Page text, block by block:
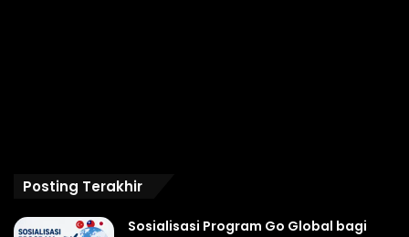
Posting Terakhir
Sosialisasi Program Go Global bagi